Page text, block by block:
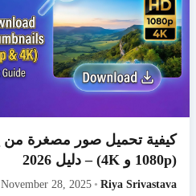
(1080p و 4K) – دليل 2026
Riya Srivastava
•
November 28, 2025